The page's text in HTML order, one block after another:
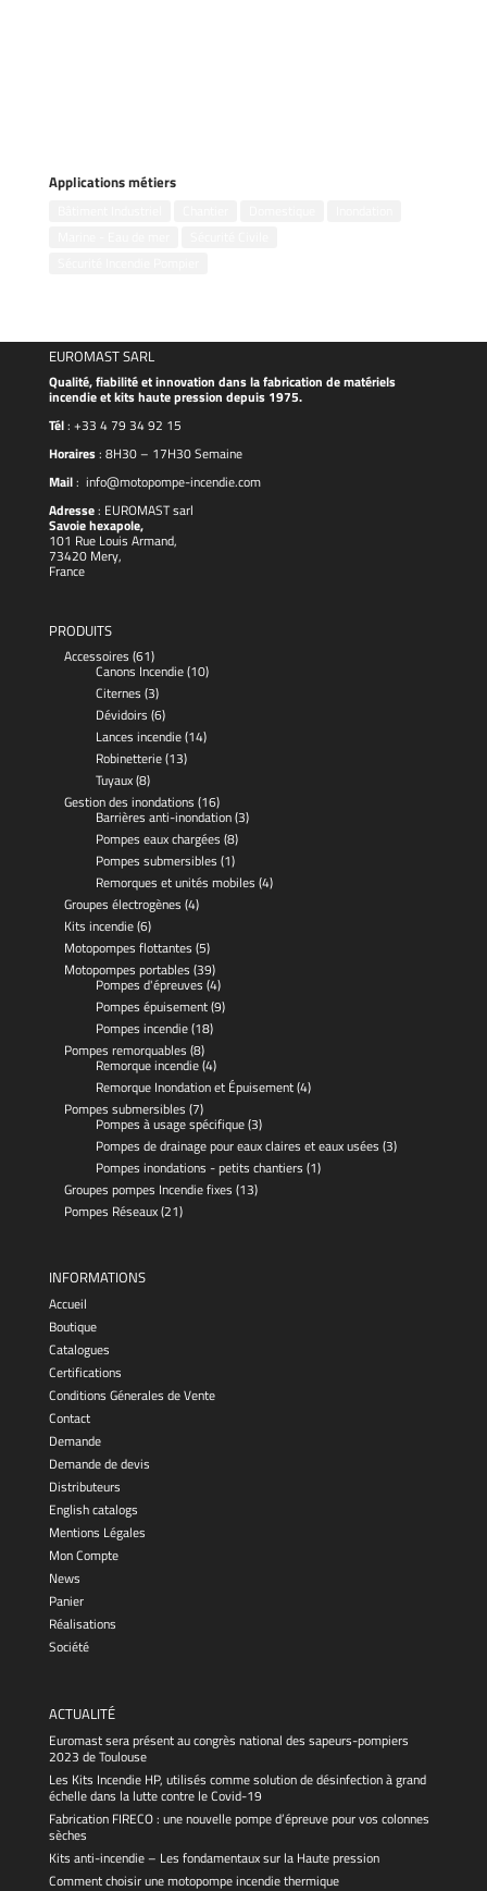
Applications métiers
EUROMAST SARL
Qualité, fiabilité et innovation dans la fabrication de matériels
incendie et kits haute pression depuis 1975.
Tél: +33 4 79 34 92 15
Horaires: 8H30 – 17H30 Semaine
Mail: info@motopompe-incendie.com
Adresse: EUROMASTsarl
Savoie hexapole,
101 Rue Louis Armand,
73420 Mery,
France
PRODUITS
Accessoires (61)
Canons Incendie(10)
Citernes (3)
Dévidoirs (6)
Lances incendie(14)
Robinetterie(13)
Tuyaux(8)
Gestion des inondations (16)
Barrières anti-inondation(3)
Pompes eaux chargées (8)
Pompes submersibles (1)
Remorques et unités mobiles (4)
Groupes électrogènes (4)
Kits incendie(6)
Motopompes flottantes (5)
Motopompes portables (39)
Pompes d'épreuves (4)
Pompes épuisement(9)
Pompes incendie(18)
Pompes remorquables (8)
Remorque incendie(4)
Remorque Inondation et Épuisement(4)
Pompes submersibles (7)
Pompes à usage spécifique(3)
Pompes de drainage pour eaux claires et eaux usées (3)
Pompes inondations - petits chantiers (1)
Groupes pompes Incendie fixes (13)
Pompes Réseaux(21)
INFORMATIONS
Accueil
Boutique
Catalogues
Certifications
Conditions Génerales de Vente
Contact
Demande
Demande de devis
Distributeurs
English catalogs
Mentions Légales
Mon Compte
News
Panier
Réalisations
Société
ACTUALITÉ
Euromast sera présent au congrès national des sapeurs-pompiers
2023 de Toulouse
Les Kits Incendie HP, utilisés comme solution de désinfection à grand
échelle dans la lutte contre le Covid-19
Fabrication FIRECO : une nouvelle pompe d’épreuve pour vos colonnes
sèches
Kits anti-incendie – Les fondamentaux sur la Haute pression
Comment choisir une motopompe incendie thermique